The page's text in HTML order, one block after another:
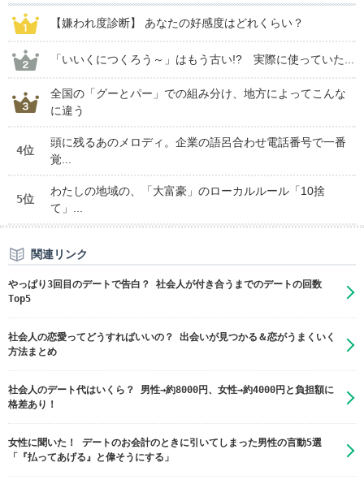
【嫌われ度診断】 あなたの好感度はどれくらい？
「いいくにつくろう～」はもう古い!? 実際に使っていた...
全国の「グーとパー」での組み分け、地方によってこんな
に違う
4位
頭に残るあのメロディ。企業の語呂合わせ電話番号で一番
覚...
5位
わたしの地域の、「大富豪」のローカルルール「10捨
て」...
関連リンク
やっぱり3回目のデートで告白？ 社会人が付き合うまでのデートの回数
Top5
社会人の恋愛ってどうすればいいの？ 出会いが見つかる＆恋がうまくいく
方法まとめ
社会人のデート代はいくら？ 男性→約8000円、女性→約4000円と負担額に
格差あり！
女性に聞いた！ デートのお会計のときに引いてしまった男性の言動5選
「『払ってあげる』と偉そうにする」